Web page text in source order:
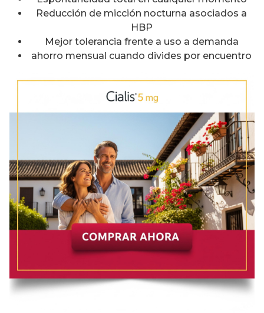
Reducción de micción nocturna asociados a
HBP
Mejor tolerancia frente a uso a demanda
ahorro mensual cuando divides por encuentro